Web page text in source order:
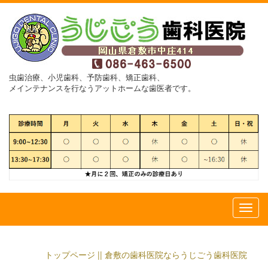
虫歯治療、小児歯科、予防歯科、矯正歯科、
メインテナンスを行なうアットホームな歯医者です。
トップページ || 倉敷の歯科医院ならうじごう歯科医院